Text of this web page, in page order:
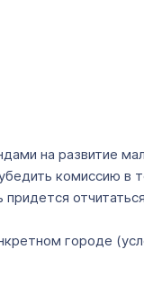
на развитие
комиссию в
городе